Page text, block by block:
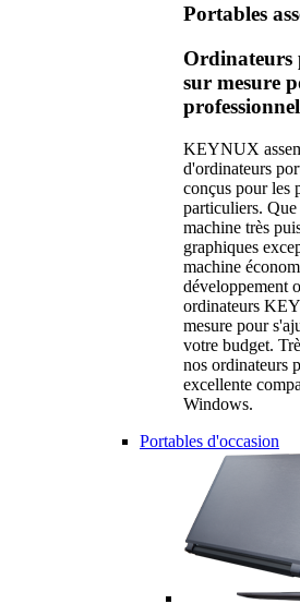
Portables
Ordinateurs
sur mesure
KEYNUX
d'ordinateurs
conçus pour les
particuliers.
machine très
graphiques
machine
développement
ordinateurs
mesure pour
votre budget.
nos ordinateurs
excellente
Windows.
Portables d'occasion